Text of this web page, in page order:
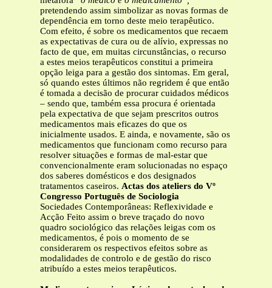
pretendendo assim simbolizar as novas formas de
dependência em torno deste meio terapêutico.
Com efeito, é sobre os medicamentos que recaem
as expectativas de cura ou de alívio, expressas no
facto de que, em muitas circunstâncias, o recurso
a estes meios terapêuticos constitui a primeira
opção leiga para a gestão dos sintomas. Em geral,
só quando estes últimos não regridem é que então
é tomada a decisão de procurar cuidados médicos
– sendo que, também essa procura é orientada
pela expectativa de que sejam prescritos outros
medicamentos mais eficazes do que os
inicialmente usados. E ainda, e novamente, são os
medicamentos que funcionam como recurso para
resolver situações e formas de mal-estar que
convencionalmente eram solucionadas no espaço
dos saberes domésticos e dos designados
tratamentos caseiros. Actas dos ateliers do Vº
Congresso Português de Sociologia
Sociedades Contemporâneas: Reflexividade e
Acção Feito assim o breve traçado do novo
quadro sociológico das relações leigas com os
medicamentos, é pois o momento de se
considerarem os respectivos efeitos sobre as
modalidades de controlo e de gestão do risco
atribuído a estes meios terapêuticos.